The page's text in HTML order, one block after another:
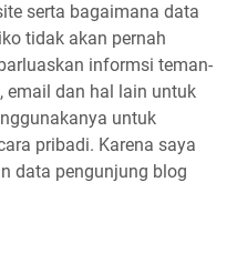
serta bagaimana data
tidak akan pernah
informsi teman-
email dan hal lain untuk
untuk
pribadi. Karena saya
data pengunjung blog